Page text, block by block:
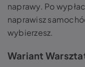
naprawy. Po
naprawisz
wybierzesz.
Wariant